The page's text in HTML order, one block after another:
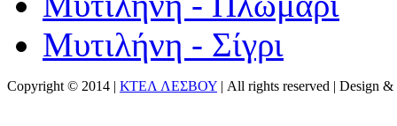
Μυτιλήνη - Σίγρι
Copyright © 2014 | ΚΤΕΛ ΛΕΣΒΟΥ | All rights reserved | Design &